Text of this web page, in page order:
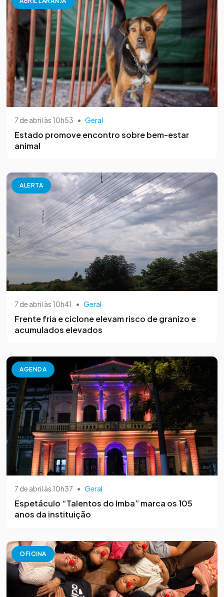
7 de abril às 10h53 • Geral
Estado promove encontro sobre bem-estar
animal
ALERTA
7 de abril às 10h41 • Geral
Frente fria e ciclone elevam risco de granizo e
acumulados elevados
AGENDA
7 de abril às 10h37 • Geral
Espetáculo “Talentos do Imba” marca os 105
anos da instituição
OFICINA